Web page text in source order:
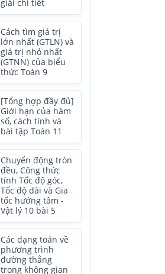
giải chi tiết
Cách tìm giá trị
lớn nhất (GTLN) và
giá trị nhỏ nhất
(GTNN) của biểu
thức Toán 9
[Tổng hợp đầy đủ]
Giới hạn của hàm
số, cách tính và
bài tập Toán 11
Chuyển động tròn
đều, Công thức
tính Tốc độ góc,
Tốc độ dài và Gia
tốc hướng tâm -
Vật lý 10 bài 5
Các dạng toán về
phương trình
đường thẳng
trong không gian